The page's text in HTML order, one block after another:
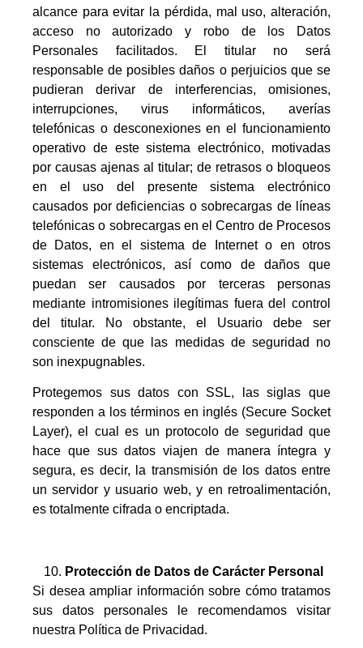
alcance para evitar la pérdida, mal uso, alteración,
acceso no autorizado y robo de los Datos
Personales facilitados. El titular no será
responsable de posibles daños o perjuicios que se
pudieran derivar de interferencias, omisiones,
interrupciones, virus informáticos, averías
telefónicas o desconexiones en el funcionamiento
operativo de este sistema electrónico, motivadas
por causas ajenas al titular; de retrasos o bloqueos
en el uso del presente sistema electrónico
causados por deficiencias o sobrecargas de líneas
telefónicas o sobrecargas en el Centro de Procesos
de Datos, en el sistema de Internet o en otros
sistemas electrónicos, así como de daños que
puedan ser causados por terceras personas
mediante intromisiones ilegítimas fuera del control
del titular. No obstante, el Usuario debe ser
consciente de que las medidas de seguridad no
son inexpugnables.
Protegemos sus datos con SSL, las siglas que
responden a los términos en inglés (Secure Socket
Layer), el cual es un protocolo de seguridad que
hace que sus datos viajen de manera íntegra y
segura, es decir, la transmisión de los datos entre
un servidor y usuario web, y en retroalimentación,
es totalmente cifrada o encriptada.
Protección de Datos de Carácter Personal
Si desea ampliar información sobre cómo tratamos
sus datos personales le recomendamos visitar
nuestra Política de Privacidad.